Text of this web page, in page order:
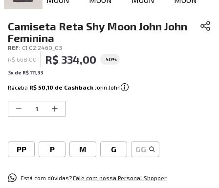
Camiseta Reta Shy Moon John John
Feminina
REF: C1.02.2460_03
R$ 668,00 R$ 334,00 -50%
3x de R$111 33
Receba R$ 50,10 de Cashback John John
PP P M G GG
Está com dúvidas?Fale com nossa Personal Shopper